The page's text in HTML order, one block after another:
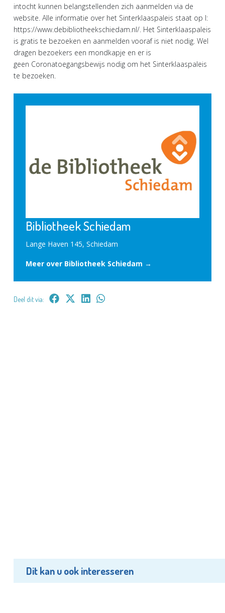
intocht kunnen belangstellenden zich aanmelden via de
website. Alle informatie over het Sinterklaaspaleis staat op I:
https://www.debibliotheekschiedam.nl/. Het Sinterklaaspaleis
is gratis te bezoeken en aanmelden vooraf is niet nodig. Wel
dragen bezoekers een mondkapje en er is
geen Coronatoegangsbewijs nodig om het Sinterklaaspaleis
te bezoeken.
Bibliotheek Schiedam
Lange Haven 145, Schiedam
Meer over Bibliotheek Schiedam →
Deel dit via:
Dit kan u ook interesseren